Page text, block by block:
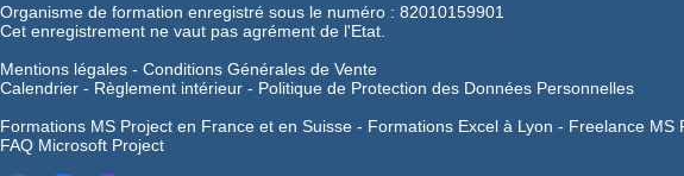
Organisme de formation enregistré sous le numéro : 82010159901
Cet enregistrement ne vaut pas agrément de l'Etat.
Mentions légales - Conditions Générales de Vente
Calendrier - Règlement intérieur - Politique de Protection des Données Personnelles
Formations MS Project en France et en Suisse - Formations Excel à Lyon - Freelance MS
FAQ Microsoft Project